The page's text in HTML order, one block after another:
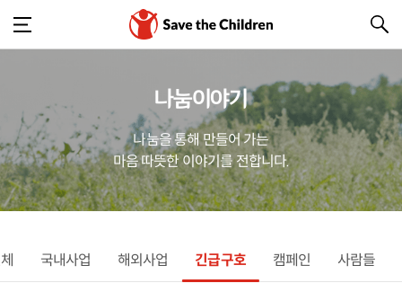
나눔이야기
나눔을 통해 만들어 가는
마음 따뜻한 이야기를 전합니다.
국내사업 해외사업 긴급구호 캠페인 사람들